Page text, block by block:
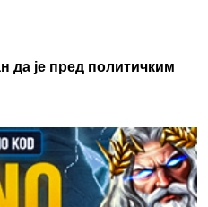
да је пред политичким